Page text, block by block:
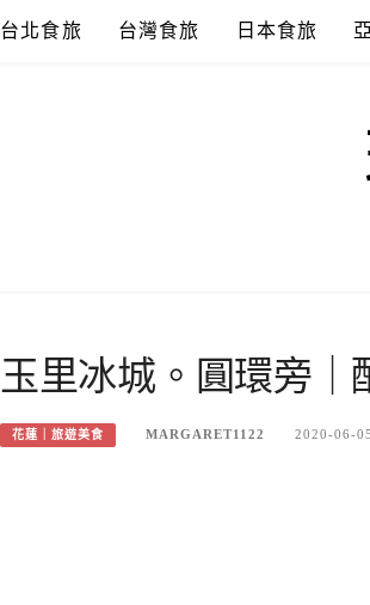
台北食旅 台灣食旅 日本食旅
玉里冰城。圓環旁｜
花蓮｜旅遊美食 MARGARET1122 2020-06-05